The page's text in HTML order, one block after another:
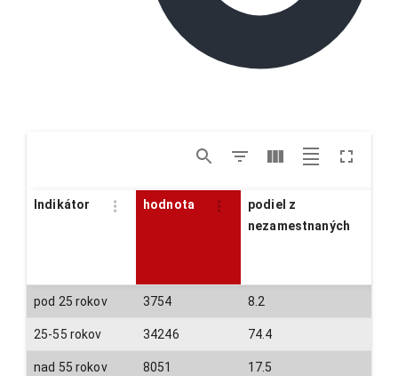
Indikátor hodnota
podiel z
nezamestnaných
pod 25 rokov 3754 8.2
25-55 rokov 34246 74.4
nad 55 rokov 8051 17.5